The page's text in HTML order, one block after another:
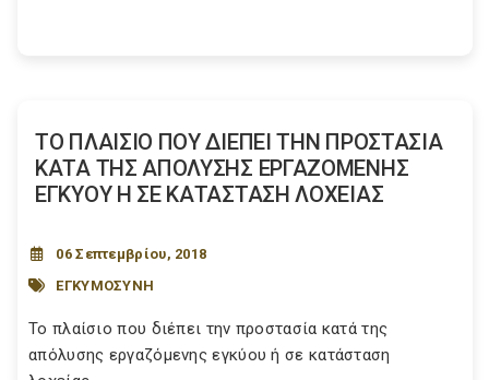
ΤΟ ΠΛΑΙΣΙΟ ΠΟΥ ΔΙΕΠΕΙ ΤΗΝ ΠΡΟΣΤΑΣΙΑ
ΚΑΤΑ ΤΗΣ ΑΠΟΛΥΣΗΣ ΕΡΓΑΖΟΜΕΝΗΣ
ΕΓΚΥΟΥ Η ΣΕ ΚΑΤΑΣΤΑΣΗ ΛΟΧΕΙΑΣ
06 Σεπτεμβρίου, 2018
ΕΓΚΥΜΟΣΥΝΗ
Το πλαίσιο που διέπει την προστασία κατά της
απόλυσης εργαζόμενης εγκύου ή σε κατάσταση